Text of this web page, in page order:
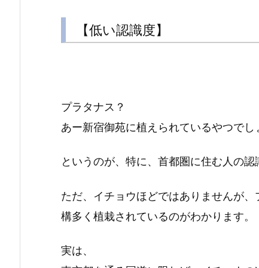
【低い認識度】
プラタナス？
あー新宿御苑に植えられているやつでし
というのが、特に、首都圏に住む人の認
ただ、イチョウほどではありませんが
構多く植栽されているのがわかります。
実は、